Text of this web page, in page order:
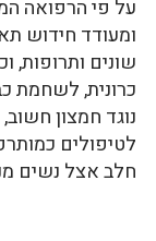
על פי הרפואה
ומעודד חידוש
שונים ותרופות,
כרונית, לשחמת
לטיפולים
חלב אצל נשים